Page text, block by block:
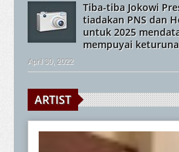
Tiba-tiba Jokowi
tiadakan PNS dan
untuk 2025
mempuyai
April 30, 2022
ARTIST